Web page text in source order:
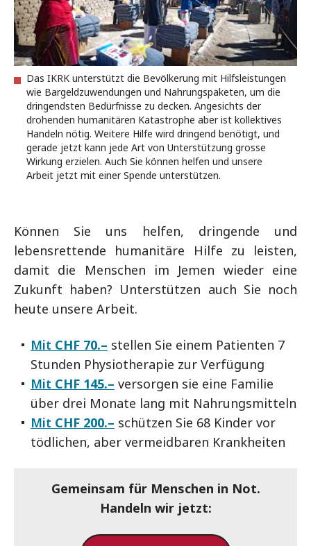
Das IKRK unterstützt die Bevölkerung mit Hilfsleistungen
wie Bargeldzuwendungen und Nahrungspaketen, um die
dringendsten Bedürfnisse zu decken. Angesichts der
drohenden humanitären Katastrophe aber ist kollektives
Handeln nötig. Weitere Hilfe wird dringend benötigt, und
gerade jetzt kann jede Art von Unterstützung grosse
Wirkung erzielen. Auch Sie können helfen und unsere
Arbeit jetzt mit einer Spende unterstützen.
Können Sie uns helfen, dringende und
lebensrettende humanitäre Hilfe zu leisten,
damit die Menschen im Jemen wieder eine
Zukunft haben? Unterstützen auch Sie noch
heute unsere Arbeit.
Mit CHF 70.– stellen Sie einem Patienten 7
Stunden Physiotherapie zur Verfügung
Mit CHF 145.– versorgen sie eine Familie
über drei Monate lang mit Nahrungsmitteln
Mit CHF 200.– schützen Sie 68 Kinder vor
tödlichen, aber vermeidbaren Krankheiten
Gemeinsam für Menschen in Not.
Handeln wir jetzt: